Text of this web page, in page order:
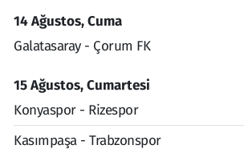
14 Ağustos, Cuma
Galatasaray - Çorum FK
15 Ağustos, Cumartesi
Konyaspor - Rizespor
Kasımpaşa - Trabzonspor